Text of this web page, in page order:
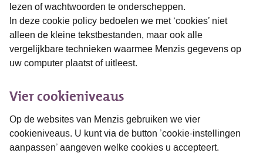
lezen of wachtwoorden te onderscheppen.
In deze cookie policy bedoelen we met ‘cookies’ niet
alleen de kleine tekstbestanden, maar ook alle
vergelijkbare technieken waarmee Menzis gegevens op
uw computer plaatst of uitleest.
Vier cookieniveaus
Op de websites van Menzis gebruiken we vier
cookieniveaus. U kunt via de button ’cookie-instellingen
aanpassen’ aangeven welke cookies u accepteert.